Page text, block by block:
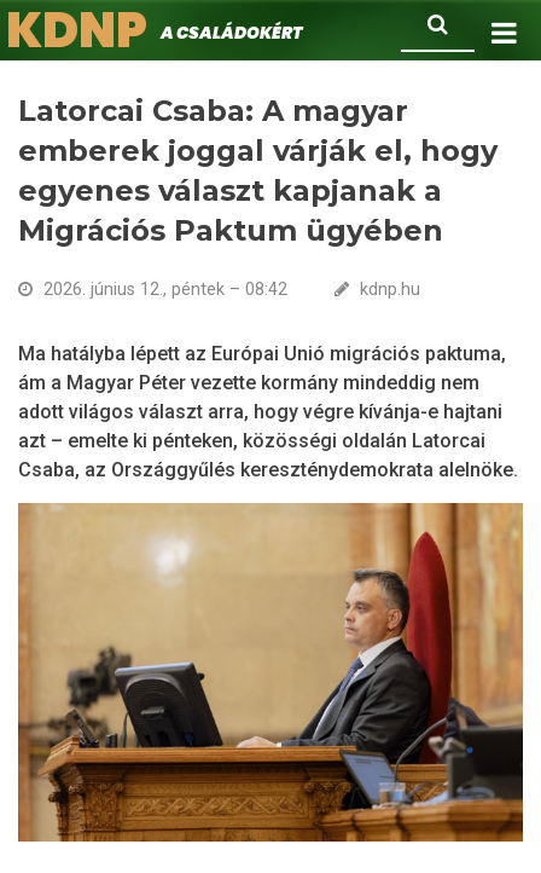
Ugrás
a
Keresés
KDNPA családokért.
Latorcai Csaba: A magyar
emberek joggal várják el, hogy
egyenes választ kapjanak a
Migrációs Paktum ügyében
2026. június 12., péntek – 08:42 kdnp.hu
Ma hatályba lépett az Európai Unió migrációs paktuma,
ám a Magyar Péter vezette kormány mindeddig nem
adott világos választ arra, hogy végre kívánja-e hajtani
azt – emelte ki pénteken, közösségi oldalán Latorcai
Csaba, az Országgyűlés kereszténydemokrata alelnöke.